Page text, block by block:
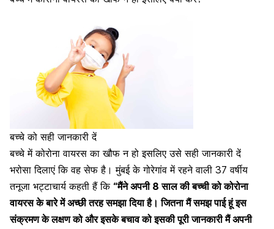
बच्चे को सही जानकारी दें
बच्चे में कोरोना वायरस का खौफ न हो इसलिए उसे सही जानकारी दें
भरोसा दिलाएं कि वह सेफ है। मुंबई के गोरेगांव में रहने वाली 37 वर्षीय
तनूजा भट्टाचार्य कहती हैं कि “मैंने अपनी 8 साल की बच्ची को कोरोना
वायरस के बारे में अच्छी तरह समझा दिया है। जितना मैं समझ पाई हूं इस
संक्रमण के लक्षण को और इसके बचाव को इसकी पूरी जानकारी मैं अपनी